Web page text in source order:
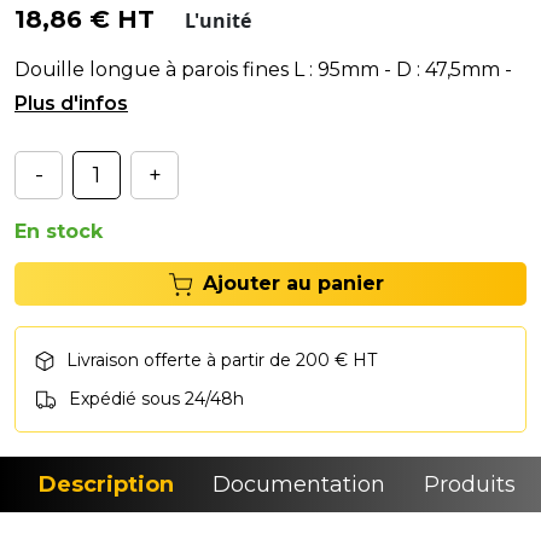
18,86 € HT L'unité
Douille longue à parois fines L : 95mm - D : 47,5mm -
P : 33mm
- +
En stock
Ajouter au panier
Livraison offerte à partir de 200 € HT
Expédié sous 24/48h
Description Documentation Produits